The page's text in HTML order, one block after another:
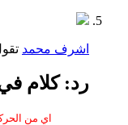
اشرف محمد
رد: كلام في
اي من